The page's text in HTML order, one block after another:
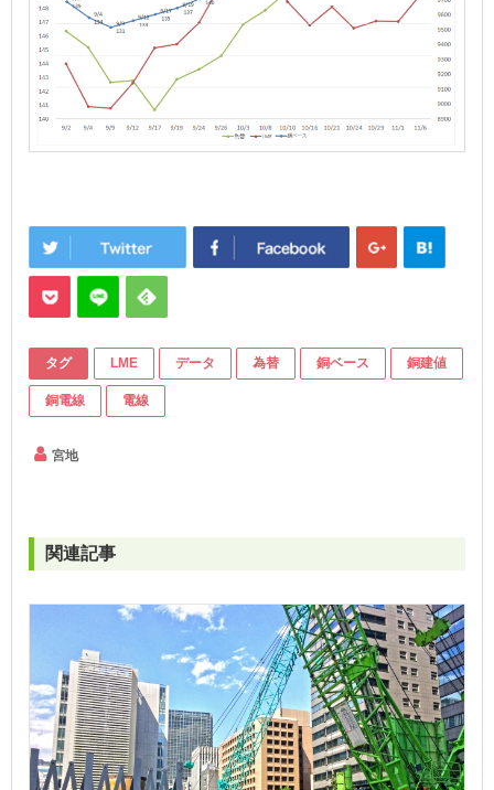
タグ LME データ 為替 銅ベース 銅建値
銅電線 電線
宮地
関連記事